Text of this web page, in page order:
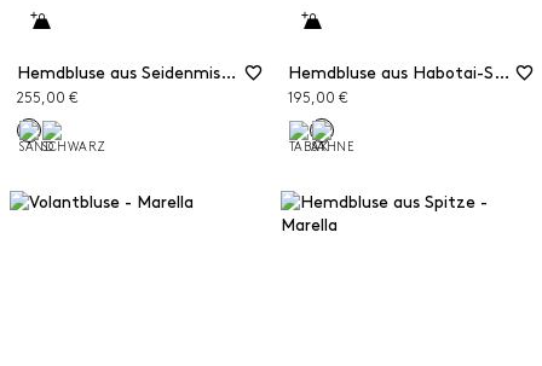
Hemdbluse aus Seidenmischung
255,00 €
Hemdbluse aus Habotai-Seide
195,00 €